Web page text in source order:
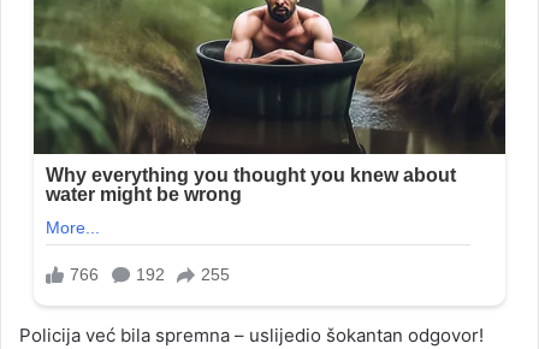
Policija već bila spremna – uslijedio šokantan odgovor!